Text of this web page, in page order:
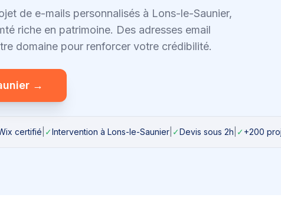
de e-mails personnalisés à Lons-le-Saunier,
riche en patrimoine. Des adresses email
domaine pour renforcer votre crédibilité.
→
certifié ✓Intervention à Lons-le-Saunier ✓Devis sous 2h ✓+200